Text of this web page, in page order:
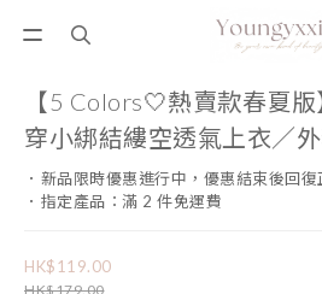
【5 Colors🤍熱賣款春夏
穿小綁結縷空透氣上衣／
．新品限時優惠進行中，優惠結束後回復
．指定產品：滿 2 件免運費
HK$119.00
HK$179.00